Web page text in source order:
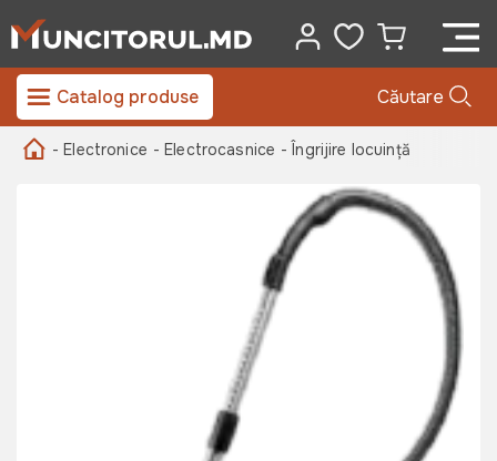
Catalog produse Căutare
- Electronice - Electrocasnice - Îngrijire locuință